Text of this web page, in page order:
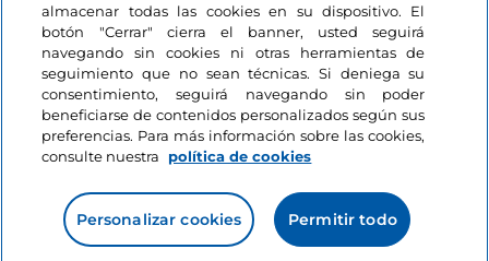
almacenar todas las cookies en su dispositivo. El
botón "Cerrar" cierra el banner, usted seguirá
navegando sin cookies ni otras herramientas de
seguimiento que no sean técnicas. Si deniega su
consentimiento, seguirá navegando sin poder
beneficiarse de contenidos personalizados según sus
preferencias. Para más información sobre las cookies,
consulte nuestra
política de cookies
Personalizar cookies Permitir todo